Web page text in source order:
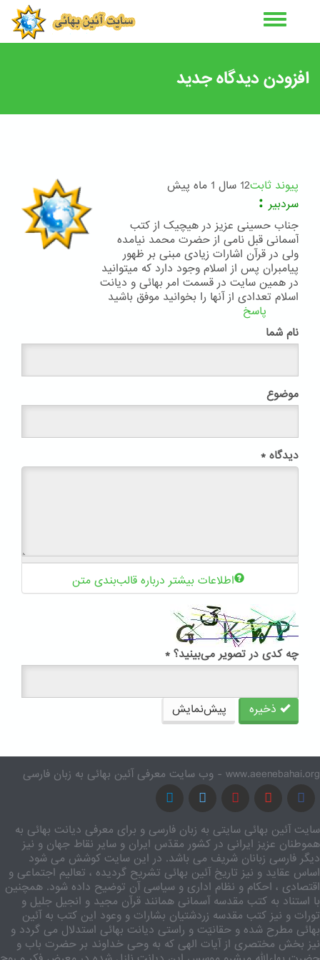
افزودن دیدگاه جدید
پیوند ثابت12 سال 1 ماه پیش
سردبیر:
جناب حسینی عزیز در هیچیک از کتب
آسمانی قبل نامی از حضرت محمد نیامده
ولی در قرآن اشارات زیادی مبنی بر ظهور
پیامبران پس از اسلام وجود دارد که میتوانید
در همین سایت در قسمت امر بهائی و دیانت
اسلام تعدادی از آنها را بخوانید موفق باشید
پاسخ
نام شما
موضوع
دیدگاه *
اطلاعات بیشتر درباره قالب‌بندی متن
چه کدی در تصویر می‌بینید؟ *
ذخیره پیش‌نمایش
www.aeenebahai.org - وب سایت معرفی آئین بهائی به زبان فارسی
سایت آئین بهائی سایتی به زبان فارسی و برای معرفی دیانت بهائی به
هموطنان عزیز ایرانی در کشور مقدّس ایران و سایر نقاط جهان و نیز
دیگر فارسی زبانان شریف می باشد. در این سایت کوشش می شود
اساس عقاید و نیز تاریخ آئین بهائی تشریح گردیده ، تعالیم اجتماعی و
اقتصادی ، احکام و نظام اداری و سیاسی آن توضیح داده شود. همچنین
با استناد به کتب مقدسه آسمانی همانند قرآن مجید و انجیل جلیل و
تورات و نیز کتب مقدسه زردشتیان بشارات و وعود این کتب به آئین
بهائی مطرح شده و حقانیّت و راستی دیانت بهائی استدلال می گردد و
نیز بخش مختصری از آیات الهی که به وحی خداوند بر حضرت باب و